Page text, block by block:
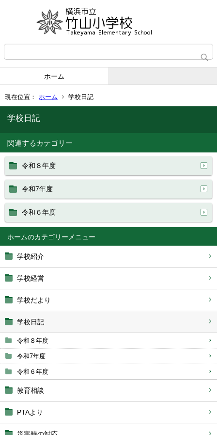
ホーム
現在位置： ホーム 学校日記
ホーム
学校紹介
学校経営
学校だより
学校日記
令和８年度
令和7年度
令和６年度
教育相談
PTAより
学校日記
関連するカテゴリー
令和８年度
令和7年度
令和６年度